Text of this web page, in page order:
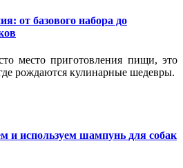
от базового набора до
место приготовления пищи, это
рождаются кулинарные шедевры.
используем шампунь для собак